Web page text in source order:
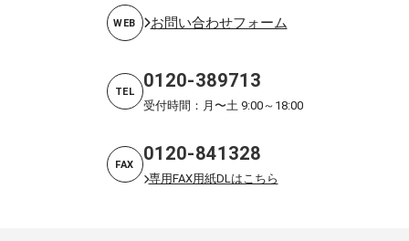
WEB お問い合わせフォーム
TEL 0120-389713
受付時間：月〜土 9:00～18:00
FAX 0120-841328
専用FAX用紙DLはこちら